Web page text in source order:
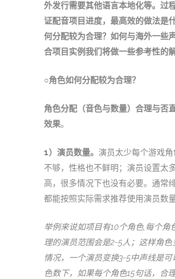
外发行需要其他语言本地化等。过
证配音项目进度，最高效的做法是
何分配较为合理？如何与海外一些
合项目实例我们将做一些参考性的解
○角色如何分配较为合理？
角色分配（音色与数量）合理与否
效果。
1）演员数量。 演员太少每个游戏
不够，性格也不鲜明；演员设置太
高，很多情况下也没有必要。通常
都能按照实际需求推荐使用演员数
举例来说如项目有10个角色,每个角
理的演员范围会是2-5人；这样角色
情况，一个演员变换3-5中声线是可
色数下，如果每个角色15句话，合